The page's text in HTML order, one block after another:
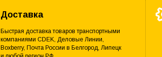
Доставка
Быстрая доставка товаров транспортными
компаниями CDEK, Деловые Линии,
Boxberry, Почта России в Белгород, Липецк